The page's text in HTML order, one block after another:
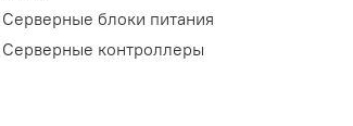
Серверные блоки питания
Серверные контроллеры